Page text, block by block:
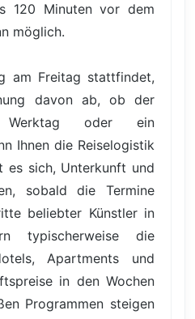
120 Minuten vor dem
möglich.
am Freitag stattfindet,
davon ab, ob der
Werktag oder ein
Ihnen die Reiselogistik
es sich, Unterkunft und
sobald die Termine
beliebter Künstler in
typischerweise die
Apartments und
in den Wochen
Programmen steigen